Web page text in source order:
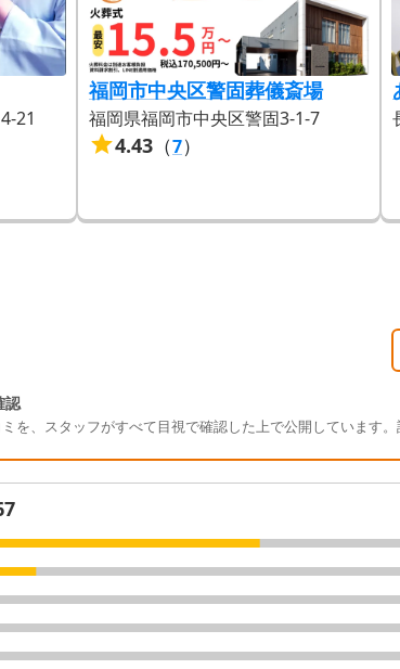
21
福岡市中央区警固葬儀斎場
福岡県福岡市中央区警固3-1-7
4.43 （7）
認
を、スタッフがすべて目視で確認した上で公開しています